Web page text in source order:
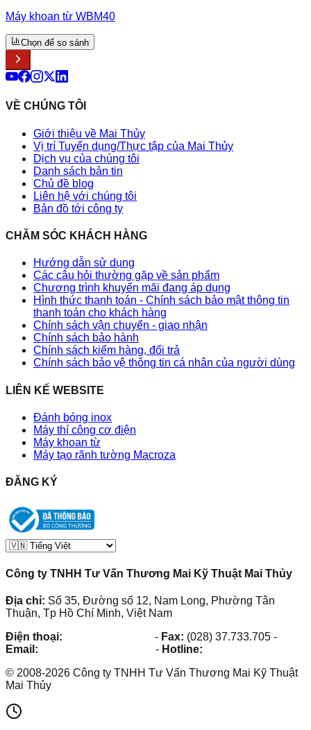
Máy khoan từ WBM40
Chọn để so sánh
VỀ CHÚNG TÔI
Giới thiệu về Mai Thủy
Vị trí Tuyển dụng/Thực tập của Mai Thủy
Dịch vụ của chúng tôi
Danh sách bản tin
Chủ đề blog
Liên hệ với chúng tôi
Bản đồ tới công ty
CHĂM SÓC KHÁCH HÀNG
Hướng dẫn sử dụng
Các câu hỏi thường gặp về sản phẩm
Chương trình khuyến mãi đang áp dụng
Hình thức thanh toán - Chính sách bảo mật thông tin
thanh toán cho khách hàng
Chính sách vận chuyển - giao nhận
Chính sách bảo hành
Chính sách kiểm hàng, đổi trả
Chính sách bảo vệ thông tin cá nhân của người dùng
LIÊN KẾ WEBSITE
Đánh bóng inox
Máy thí công cơ điện
Máy khoan từ
Máy tạo rãnh tường Macroza
ĐĂNG KÝ
Công ty TNHH Tư Vấn Thương Mai Kỹ Thuật Mai Thủy
Địa chỉ: Số 35, Đường số 12, Nam Long, Phường Tân
Thuận, Tp Hồ Chí Minh, Việt Nam
Điện thoại:
- Fax: (028) 37.733.705 -
Email:
- Hotline:
© 2008-2026 Công ty TNHH Tư Vấn Thương Mai Kỹ Thuật
Mai Thủy